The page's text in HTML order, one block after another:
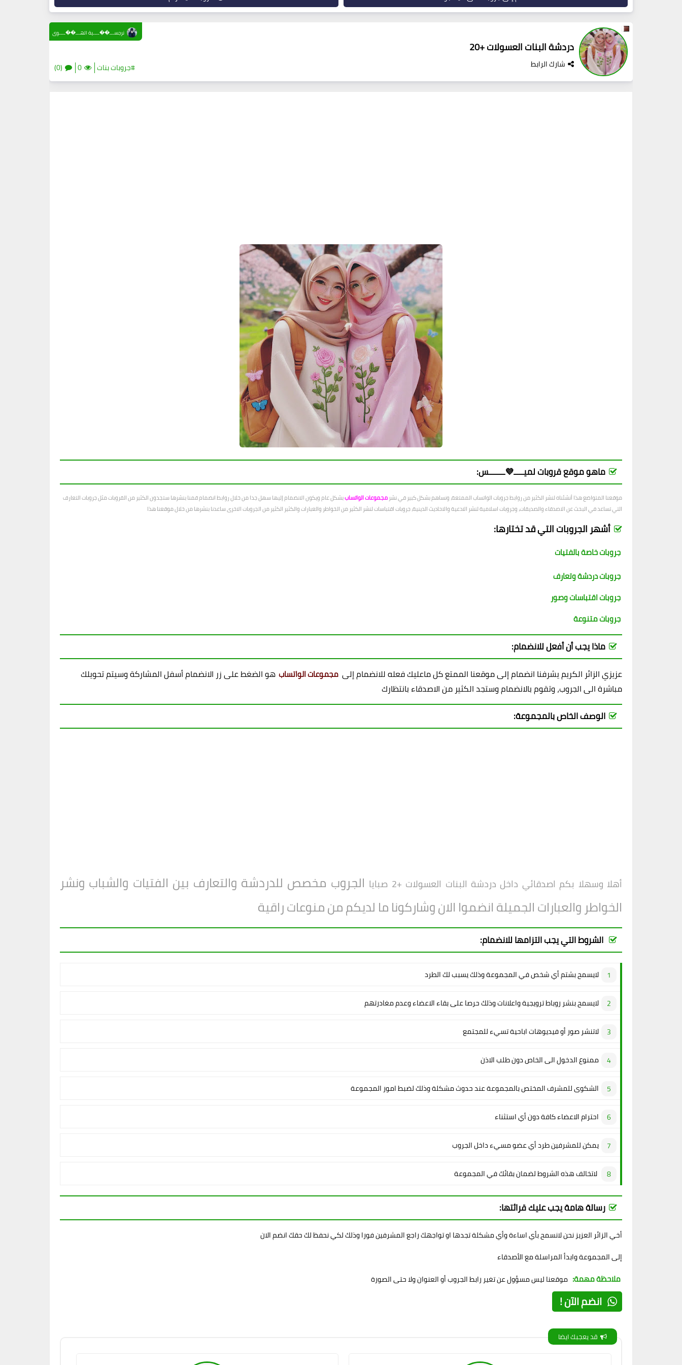
دردشة البنات العسولات +20
شارك الرابط #جروبات بنات 0
(0)
نرجســـ��ــــية الهـــ��ــــوى
ماهو موقع قروبات لميـــــ💜ــــــــس:
موقعنا المتواضع هذا أنشئناه لنشر الكثير من روابط جروبات الواتساب الممتعة، ونساهم بشكل كبير في نشر مجموعات الواتساببشكل عام ويكون الانضمام إليها سهل جدا من خلال روابط انضمام قمنا بنشرها ستجدون الكثير من القروبات مثل جروبات التعارف
التي تساعد في البحث عن الاصدقاء والصديقات، وجروبات اسلامية لنشر الادعية والاحاديث الدينية، جروبات اقتباسات لنشر الكثير من الخواطر والعبارات والكثير الكثير من الجروبات الاخرى ساعدنا بنشرها من خلال موقعنا هذا
أشهر الجروبات التي قد تختارها:
جروبات خاصة بالفتيات
جروبات دردشة وتعارف
جروبات اقتباسات وصور
جروبات متنوعة
ماذا يجب أن أفعل للانضمام:
عزيزي الزائر الكريم يشرفنا انضمام إلى موقعنا الممتع كل ماعليك فعله للانضمام إلى مجموعات الواتساب هو الضغط على زر الانضمام أسفل المشاركة وسيتم تحويلك
مباشرة الى الجروب، وتقوم بالانضمام وستجد الكثير من الاصدقاء بانتظارك
الوصف الخاص بالمجموعة:
أهلا وسهلا بكم اصدقائي داخل دردشة البنات العسولات +2 صبايا
الجروب مخصص للدردشة والتعارف بين الفتيات والشباب ونشر
الخواطر والعبارات الجميلة انضموا الان وشاركونا ما لديكم من منوعات راقية
الشروط التي يجب التزامها للانضمام:
لايسمح بشتم أي شخص في المجموعة وذلك يسبب لك الطرد
لايسمح بنشر روباط ترويجية واعلانات وذلك حرصا على بقاء الاعضاء وعدم مغادرتهم
لاتنشر صور أو فيديوهات اباحية تسيء للمجتمع
ممنوع الدخول الى الخاص دون طلب الاذن
الشكوى للمشرف المختص بالمجموعة عند حدوث مشكلة وذلك لضبط امور المجموعة
احترام الاعضاء كافة دون أي استثناء
يمكن للمشرفين طرد أي عضو مسيء داخل الجروب
لاتخالف هذه الشروط لضمان بقائك في المجموعة
رسالة هامة يجب عليك قرائتها:
أخي الزائر العزيز نحن لانسمح بأي اساءة وأي مشكلة تجدها او تواجهك راجع المشرفين فورا وذلك لكي نحفظ لك حقك انضم الان
إلى المجموعة وابدأ المراسلة مع الأصدقاء
ملاحظة مهمة: موقعنا ليس مسؤول عن تغير رابط الجروب أو العنوان ولا حتى الصورة
انضم الآن !
قد يعجبك ايضا